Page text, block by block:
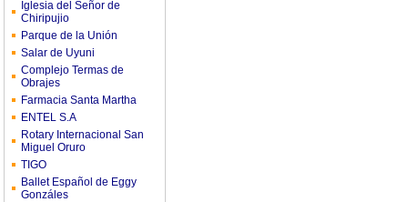
Iglesia del Señor de
Chiripujio
Parque de la Unión
Salar de Uyuni
Complejo Termas de
Obrajes
Farmacia Santa Martha
ENTEL S.A
Rotary Internacional San
Miguel Oruro
TIGO
Ballet Español de Eggy
Gonzáles